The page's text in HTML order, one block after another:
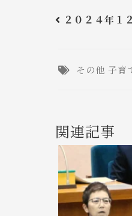
２０２４年１
その他 子育
関連記事